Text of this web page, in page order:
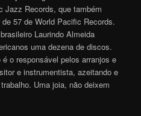
Jazz Records, que também
57 de World Pacific Records.
Laurindo Almeida
uma dezena de discos.
é o responsável pelos arranjos e
e instrumentista, azeitando e
Uma joia, não deixem